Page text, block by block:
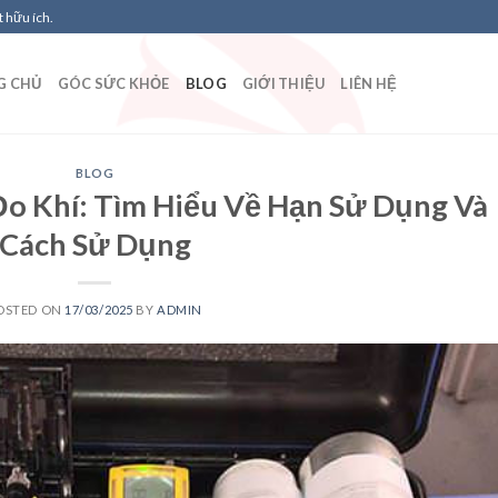
hữu ích.
CHỦ GÓC SỨC KHỎE BLOG GIỚI THIỆU LIÊN HỆ
BLOG
Khí: Tìm Hiểu Về Hạn Sử Dụng Và
Cách Sử Dụng
ON 17/03/2025 BY ADMIN